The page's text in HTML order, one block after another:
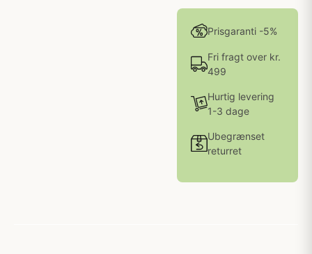
Prisgaranti -5%
Fri fragt over kr.
499
Hurtig levering
1-3 dage
Ubegrænset
returret